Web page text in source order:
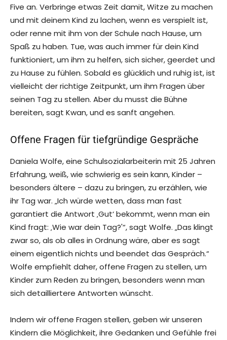
Five an. Verbringe etwas Zeit damit, Witze zu machen
und mit deinem Kind zu lachen, wenn es verspielt ist,
oder renne mit ihm von der Schule nach Hause, um
Spaß zu haben. Tue, was auch immer für dein Kind
funktioniert, um ihm zu helfen, sich sicher, geerdet und
zu Hause zu fühlen. Sobald es glücklich und ruhig ist, ist
vielleicht der richtige Zeitpunkt, um ihm Fragen über
seinen Tag zu stellen. Aber du musst die Bühne
bereiten, sagt Kwan, und es sanft angehen.
Offene Fragen für tiefgründige Gespräche
Daniela Wolfe, eine Schulsozialarbeiterin mit 25 Jahren
Erfahrung, weiß, wie schwierig es sein kann, Kinder –
besonders ältere – dazu zu bringen, zu erzählen, wie
ihr Tag war. „Ich würde wetten, dass man fast
garantiert die Antwort ‚Gut‘ bekommt, wenn man ein
Kind fragt: ‚Wie war dein Tag?'“, sagt Wolfe. „Das klingt
zwar so, als ob alles in Ordnung wäre, aber es sagt
einem eigentlich nichts und beendet das Gespräch.“
Wolfe empfiehlt daher, offene Fragen zu stellen, um
Kinder zum Reden zu bringen, besonders wenn man
sich detailliertere Antworten wünscht.
Indem wir offene Fragen stellen, geben wir unseren
Kindern die Möglichkeit, ihre Gedanken und Gefühle frei